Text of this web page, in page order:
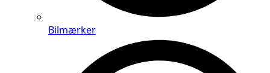
Bilmærker